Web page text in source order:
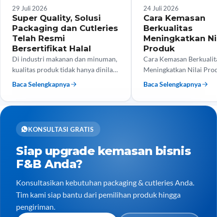
Tips Bisnis
29 Juli 2026
Super Quality, Solusi
Packaging dan Cutleries
Telah Resmi
Bersertifikat Halal
Di industri makanan dan minuman,
kualitas produk tidak hanya dinilai
dari rasa, tetapi juga dari keamanan
digunakan. Kini, Super…
Baca Selengkapnya
Tips Bisnis
24 Juli 2026
Cara Kemasan
Berkualitas
Meningkatkan
Produk
Cara Kemasan
Meningkatkan Nilai
tengah persaingan
kualitas produk saja
Baca Selengkapnya
KONSULTASI GRATIS
Siap upgrade kemasan bisnis
F&B Anda?
Konsultasikan kebutuhan packaging & cutleries Anda.
Tim kami siap bantu dari pemilihan produk hingga
pengiriman.